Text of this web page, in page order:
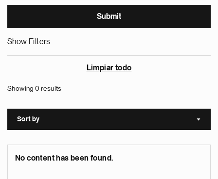
Show Filters
Limpiar todo
Showing 0 results
Sort by Sort
No content has been found.